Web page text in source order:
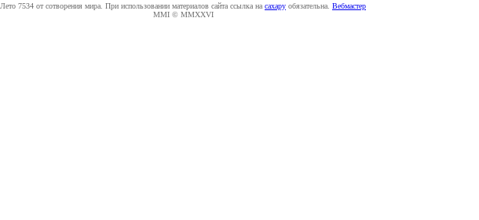
Лето 7534 от сотворения мира. При использовании материалов сайта ссылка на caxapу обязательна. Вебмастер
MMI © MMXXVI